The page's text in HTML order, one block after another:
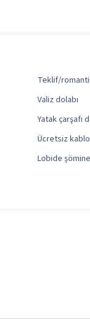
Teklif/
Valiz dolabı
Yatak çarşafı
Ücretsiz
Lobide şömine